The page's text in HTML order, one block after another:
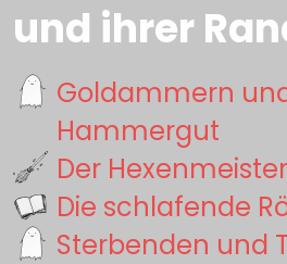
und ihrer
Goldammern
Hammergut
Der
Die schlafende
Sterbenden und